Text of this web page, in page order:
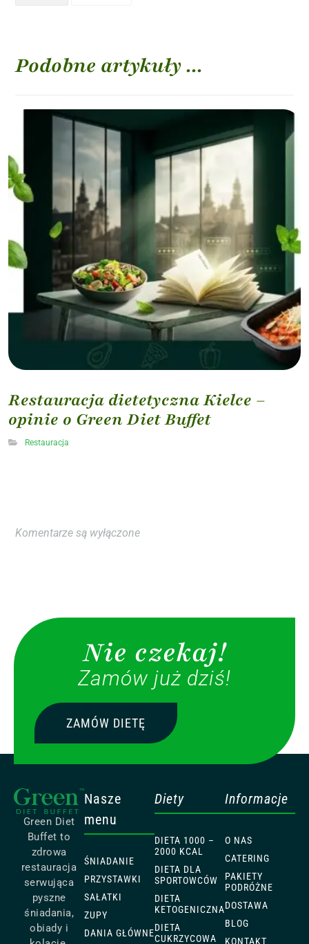
Podobne artykuły ...
Restauracja dietetyczna Kielce –
opinie o Green Diet Buffet
Restauracja
Komentarze są wyłączone
Nie czekaj!
Zamów już dziś!
ZAMÓW DIETĘ
Green Diet
Buffet to
zdrowa
restauracja
serwująca
pyszne
śniadania,
obiady i
Nasze
menu
ŚNIADANIE
PRZYSTAWKI
SAŁATKI
ZUPY
DANIA GŁÓWNE
Diety
DIETA 1000 –
2000 KCAL
DIETA DLA
SPORTOWCÓW
DIETA
KETOGENICZNA
DIETA
CUKRZYCOWA
Informacje
O NAS
CATERING
PAKIETY
PODRÓŻNE
DOSTAWA
BLOG
KONTAKT